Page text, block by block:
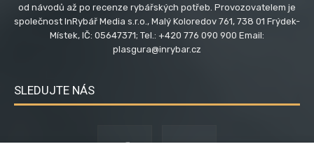
od návodů až po recenze rybářských potřeb. Provozovatelem je
společnost InRybář Media s.r.o., Malý Koloredov 761, 738 01 Frýdek-
Místek, IČ: 05647371; Tel.: +420 776 090 900 Email:
plasgura@inrybar.cz
SLEDUJTE NÁS